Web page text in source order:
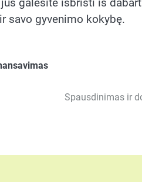
galėsite išbristi iš
savo gyvenimo kokybę.
Spausdinimas ir